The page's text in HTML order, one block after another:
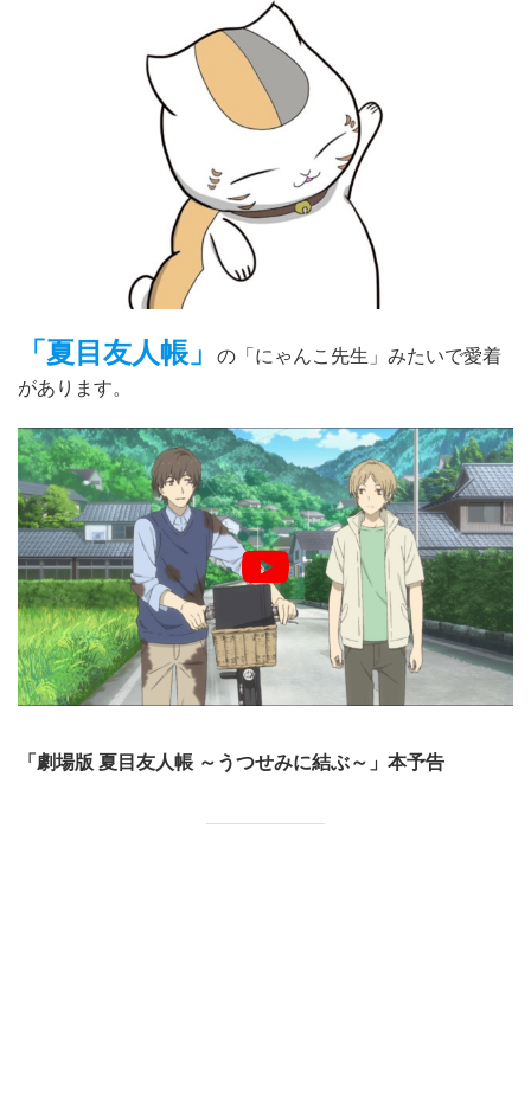
「夏目友人帳」
の「にゃんこ先生」みたいで愛着
があります。
「劇場版 夏目友人帳 ～うつせみに結ぶ～」本予告